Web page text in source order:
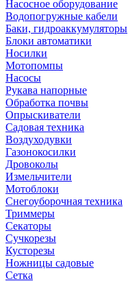
Насосное оборудование
Водопогружные кабели
Баки, гидроаккумуляторы
Блоки автоматики
Носилки
Мотопомпы
Насосы
Рукава напорные
Обработка почвы
Опрыскиватели
Садовая техника
Воздуходувки
Газонокосилки
Дровоколы
Измельчители
Мотоблоки
Снегоуборочная техника
Триммеры
Секаторы
Сучкорезы
Кусторезы
Ножницы садовые
Сетка